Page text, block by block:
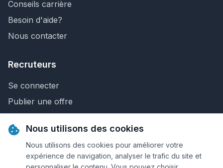
Conseils carrière
Besoin d'aide?
Nous contacter
Recruteurs
Se connecter
Publier une offre
Nous contacter
Nous utilisons des cookies
Nous utilisons des cookies pour améliorer votre
expérience de navigation, analyser le trafic du site et